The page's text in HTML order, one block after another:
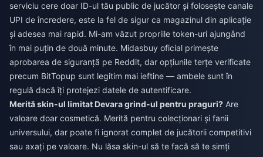
serviciu cere doar ID-ul tău public de jucător și folosește canale
UPI de încredere, este la fel de sigur ca magazinul din aplicație
și adesea mai rapid. Mi-am văzut propriile token-uri ajungând
în mai puțin de două minute. Midasbuy oficial primește
aprobarea de siguranță pe Reddit, dar opțiunile terțe verificate
precum BitTopup sunt legitim mai ieftine — ambele sunt în
regulă dacă îți protejezi datele de autentificare.
Merită skin-ul limitat Devara grind-ul pentru praguri? Are
valoare doar cosmetică. Merită pentru colecționari și fanii
universului, dar poate fi ignorat complet de jucătorii competitivi
sau axați pe valoare. Nu lăsa skin-ul să te facă să te simți